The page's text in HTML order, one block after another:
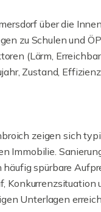
über die
zu Schulen und
(Lärm,
Zustand,
zeigen sich
Immobilie.
spürbare
Unterlagen